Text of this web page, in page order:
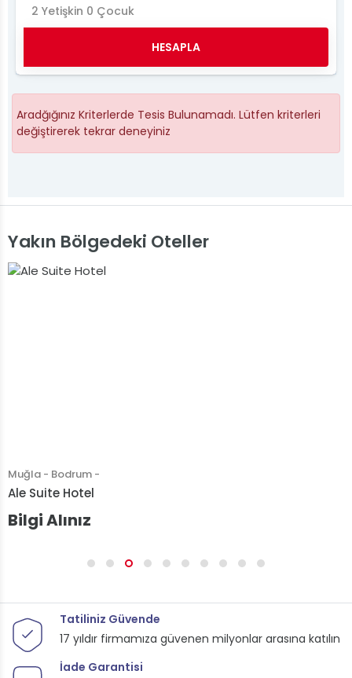
2 Yetişkin 0 Çocuk
HESAPLA
Aradğığınız Kriterlerde Tesis Bulunamadı. Lütfen kriterleri
değiştirerek tekrar deneyiniz
Yakın Bölgedeki Oteller
Tatiliniz Güvende
17 yıldır firmamıza güvenen milyonlar arasına katılın
İade Garantisi